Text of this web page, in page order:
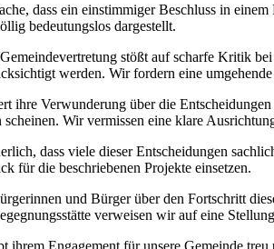
dass ein einstimmiger Beschluss in
bedeutungslos dargestellt.
stößt auf scharfe Kritik
werden. Wir fordern eine
ihre Verwunderung über die
scheinen. Wir vermissen eine klare
dass viele dieser Entscheidungen
für die beschriebenen Projekte einsetzen.
und Bürger über den Fortschritt
verweisen wir auf eine
ihrem Engagement für unsere Gemeinde